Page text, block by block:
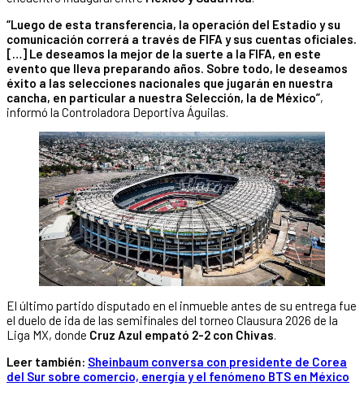
“Luego de esta transferencia, la operación del Estadio y su
comunicación correrá a través de FIFA y sus cuentas oficiales.
[…] Le deseamos la mejor de la suerte a la FIFA, en este
evento que lleva preparando años. Sobre todo, le deseamos
éxito a las selecciones nacionales que jugarán en nuestra
cancha, en particular a nuestra Selección, la de México”,
informó la Controladora Deportiva Águilas.
El último partido disputado en el inmueble antes de su entrega fue
el duelo de ida de las semifinales del torneo Clausura 2026 de la
Liga MX, donde Cruz Azul empató 2-2 con Chivas.
Leer también: Sheinbaum conversa con presidente de Corea
del Sur sobre comercio, energía y el fenómeno BTS en México